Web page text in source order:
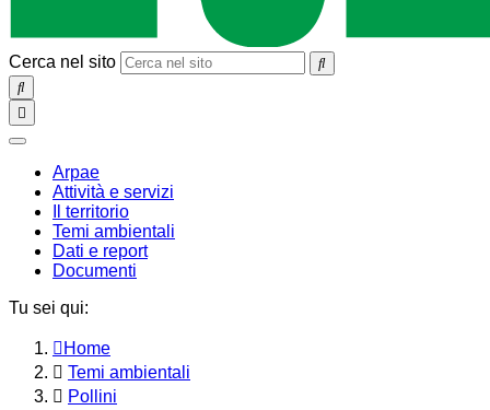
Cerca nel sito
SEARCH
Toggle
navigation
chiudi
Arpae
Attività e servizi
Il territorio
Temi ambientali
Dati e report
Documenti
Tu sei qui:
Home
Temi ambientali
Pollini